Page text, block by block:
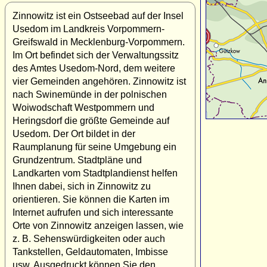
Zinnowitz ist ein Ostseebad auf der Insel
Usedom im Landkreis Vorpommern-
Greifswald in Mecklenburg-Vorpommern.
Im Ort befindet sich der Verwaltungssitz
des Amtes Usedom-Nord, dem weitere
vier Gemeinden angehören. Zinnowitz ist
nach Swinemünde in der polnischen
Woiwodschaft Westpommern und
Heringsdorf die größte Gemeinde auf
Usedom. Der Ort bildet in der
Raumplanung für seine Umgebung ein
Grundzentrum. Stadtpläne und
Landkarten vom Stadtplandienst helfen
Ihnen dabei, sich in Zinnowitz zu
orientieren. Sie können die Karten im
Internet aufrufen und sich interessante
Orte von Zinnowitz anzeigen lassen, wie
z. B. Sehenswürdigkeiten oder auch
Tankstellen, Geldautomaten, Imbisse
usw. Ausgedruckt können Sie den